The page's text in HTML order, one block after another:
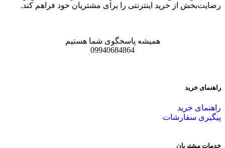
رضایت‌بخش از خرید اینترنتی را برای مشتریان خود فراهم کند.
همیشه پاسخگوی شما هستیم
09940684864
راهنمای خرید
راهنمای خرید
پیگیری سفارشات
خدمات مشتریان